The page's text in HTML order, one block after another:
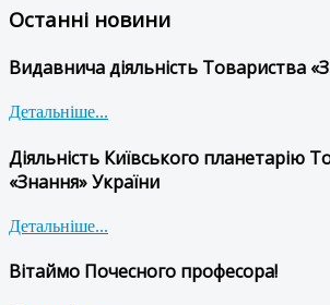
Останні новини
Видавнича діяльність Товариства
Детальніше...
Діяльність Київського планетарію
«Знання» України
Детальніше...
Вітаймо Почесного професора!